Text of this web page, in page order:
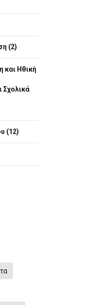
(2)
και Ηθική
Σχολικά
(12)